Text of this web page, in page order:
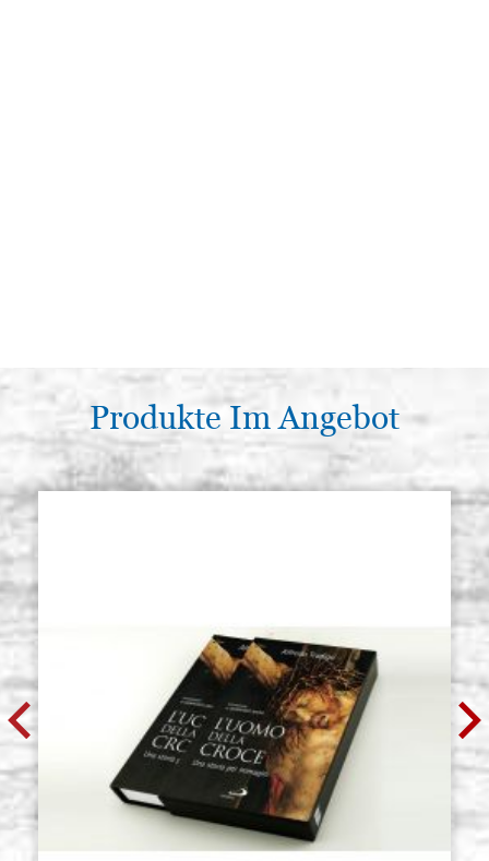
Produkte Im Angebot